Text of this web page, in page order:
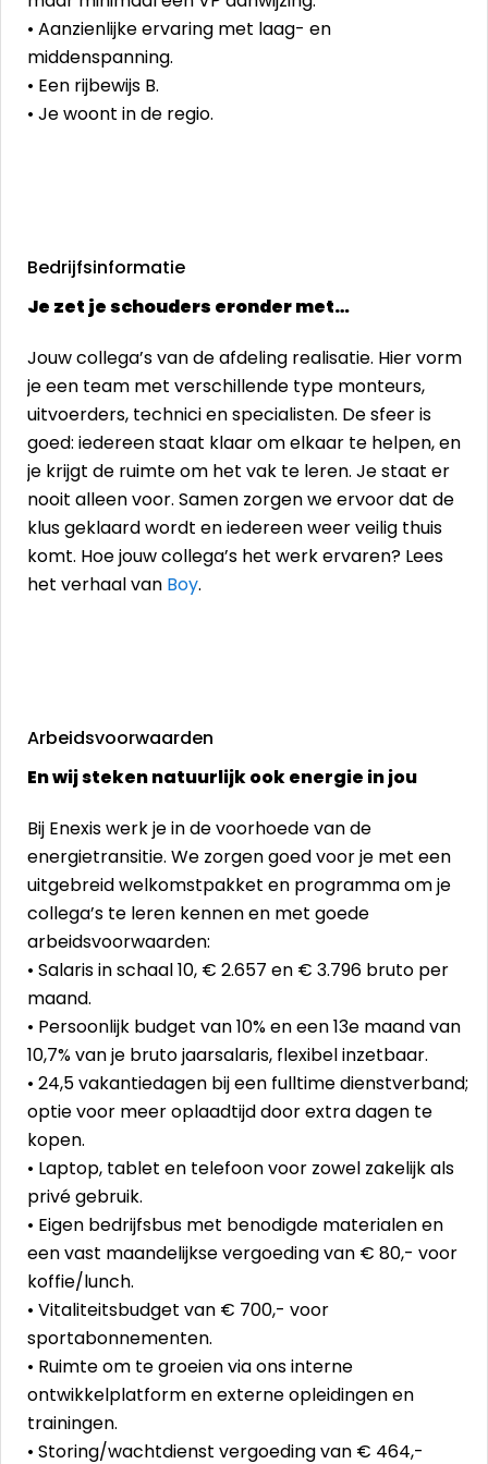
• Aanzienlijke ervaring met laag- en
middenspanning.
• Een rijbewijs B.
• Je woont in de regio.
Bedrijfsinformatie
Je zet je schouders eronder met…
Jouw collega’s van de afdeling realisatie. Hier vorm
je een team met verschillende type monteurs,
uitvoerders, technici en specialisten. De sfeer is
goed: iedereen staat klaar om elkaar te helpen, en
je krijgt de ruimte om het vak te leren. Je staat er
nooit alleen voor. Samen zorgen we ervoor dat de
klus geklaard wordt en iedereen weer veilig thuis
komt. Hoe jouw collega’s het werk ervaren? Lees
het verhaal van Boy.
Arbeidsvoorwaarden
En wij steken natuurlijk ook energie in jou
Bij Enexis werk je in de voorhoede van de
energietransitie. We zorgen goed voor je met een
uitgebreid welkomstpakket en programma om je
collega’s te leren kennen en met goede
arbeidsvoorwaarden:
• Salaris in schaal 10, € 2.657 en € 3.796 bruto per
maand.
• Persoonlijk budget van 10% en een 13e maand van
10,7% van je bruto jaarsalaris, flexibel inzetbaar.
• 24,5 vakantiedagen bij een fulltime dienstverband;
optie voor meer oplaadtijd door extra dagen te
kopen.
• Laptop, tablet en telefoon voor zowel zakelijk als
privé gebruik.
• Eigen bedrijfsbus met benodigde materialen en
een vast maandelijkse vergoeding van € 80,- voor
koffie/lunch.
• Vitaliteitsbudget van € 700,- voor
sportabonnementen.
• Ruimte om te groeien via ons interne
ontwikkelplatform en externe opleidingen en
trainingen.
• Storing/wachtdienst vergoeding van € 464,-